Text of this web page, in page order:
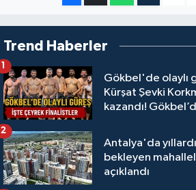
Trend Haberler
Gökbel'de olaylı
Kürşat Şevki
kazandı!
Gürbüz elendi!
1
Antalya'da
bekleyen
açıklandı
2